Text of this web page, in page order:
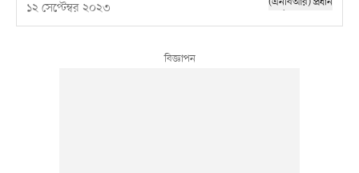
১২ সেপ্টেম্বর ২০২৩